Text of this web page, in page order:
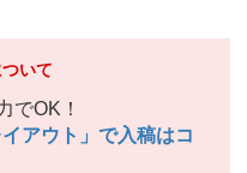
いて
でOK！
アウト」で入稿はコ